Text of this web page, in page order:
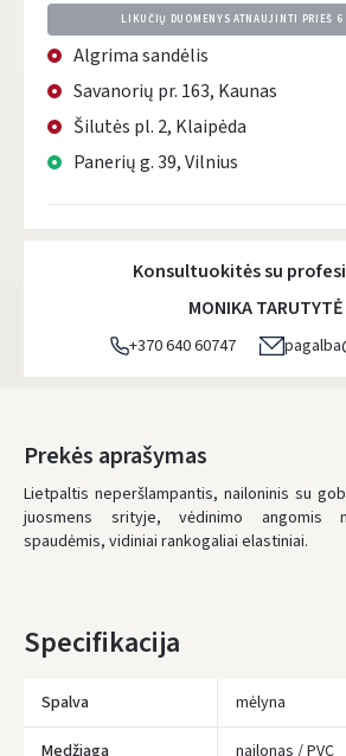
LIKUČIŲ DUOMENYS ATNAUJINTI PRIEŠ
Algrima sandėlis
Savanorių pr. 163, Kaunas
Šilutės pl. 2, Klaipėda
Panerių g. 39, Vilnius
Konsultuokitės su
MONIKA TARUTYTĖ
+370 640 60747
Prekės aprašymas
Lietpaltis neperšlampantis, nailoninis su
juosmens srityje, vėdinimo angomis
spaudėmis, vidiniai rankogaliai elastiniai.
Specifikacija
Spalva mėlyna
Medžiaga nailonas / PVC